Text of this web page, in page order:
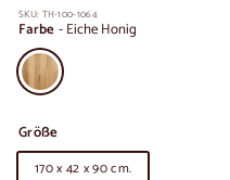
SKU: TH-100-1064
Farbe-Eiche Honig
Größe
170 x 42 x 90 cm.